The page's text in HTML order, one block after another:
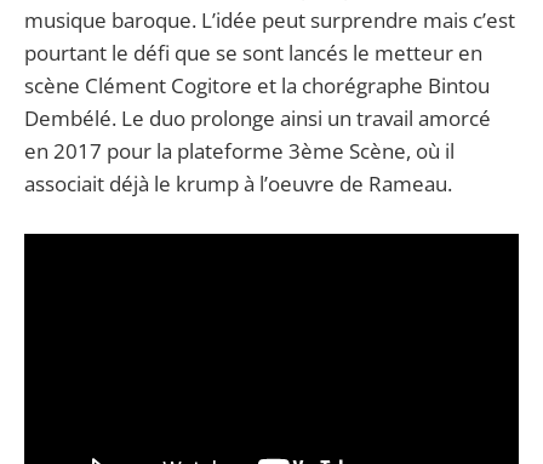
musique baroque. L’idée peut surprendre mais c’est
pourtant le défi que se sont lancés le metteur en
scène Clément Cogitore et la chorégraphe Bintou
Dembélé. Le duo prolonge ainsi un travail amorcé
en 2017 pour la plateforme 3ème Scène, où il
associait déjà le krump à l’oeuvre de Rameau.